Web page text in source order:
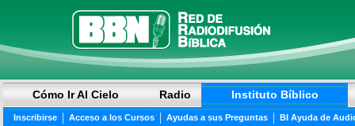
Cómo Ir Al Cielo Radio Instituto Bíblico
Inscribirse | Acceso a los Cursos | Ayudas a sus Preguntas | BI Ayuda de